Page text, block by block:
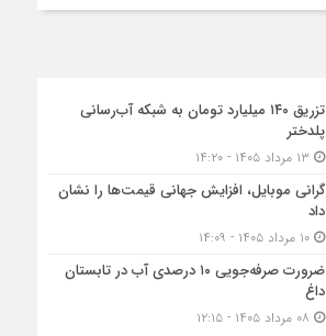
تزریق ۱۴۰ میلیارد تومان به شبکه آب‌رسانی
پلدختر
گرانی موبایل، افزایش جهانی قیمت‌ها را نشان
داد
۱۰ مرداد ۱۴۰۵ - ۱۴:۰۹
ضرورت صرفه‌جویی ۱۰ درصدی آب در تابستان
داغ